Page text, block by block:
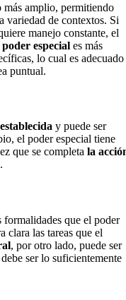
más amplio, permitiendo
variedad de contextos. Si
manejo constante, el
poder especial es más
lo cual es adecuado
puntual.
y puede ser
el poder especial tiene
que se completa la
formalidades que el poder
clara las tareas que el
, por otro lado, puede ser
ser lo suficientemente